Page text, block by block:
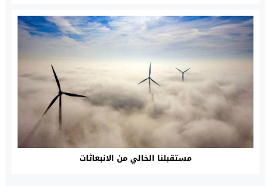
مستقبلنا الخالي من الانبعاثات